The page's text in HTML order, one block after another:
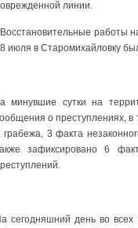
линии.
работы
июля в Старомихайловку
минувшие сутки на
о преступлениях, в
грабежа, 3 факта
зафиксировано 6
сегодняшний день во